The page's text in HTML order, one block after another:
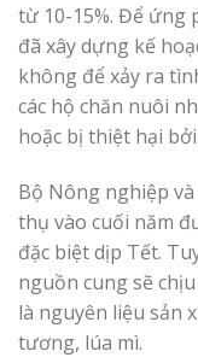
từ 10-15%. Để ứng
đã xây dựng kế
không để xảy ra
các hộ chăn nuôi
hoặc bị thiệt hại
Bộ Nông nghiệp
thụ vào cuối năm
đặc biệt dịp Tết.
nguồn cung sẽ
là nguyên liệu sản
tương, lúa mì.